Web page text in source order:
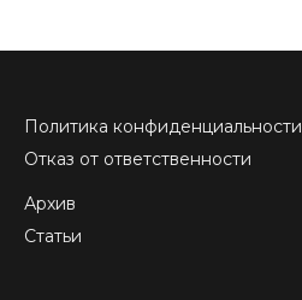
Политика конфиденциальности
Отказ от ответственности
Архив
Статьи